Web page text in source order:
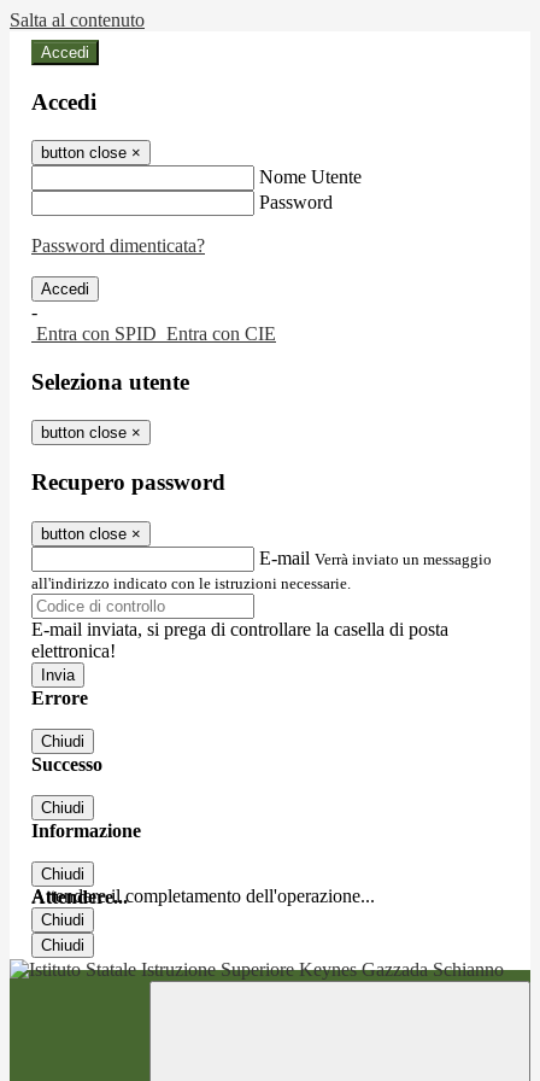
Salta al contenuto
Accedi
Accedi
button close ×
Nome Utente
Password
Password dimenticata?
-
Entra con SPID Entra con CIE
Seleziona utente
button close ×
Recupero password
button close ×
E-mail Verrà inviato un messaggio
all'indirizzo indicato con le istruzioni necessarie.
E-mail inviata, si prega di controllare la casella di posta
elettronica!
Errore
Chiudi
Successo
Chiudi
Informazione
Chiudi
Attendere...
Attendere il completamento dell'operazione...
Chiudi
Chiudi